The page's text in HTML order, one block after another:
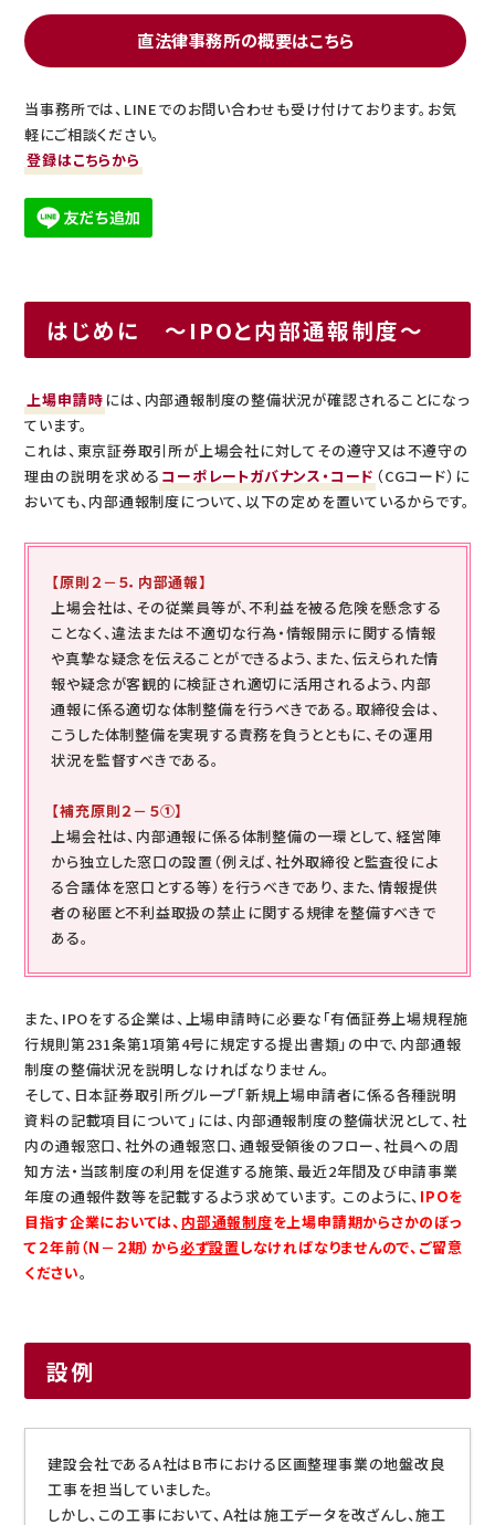
直法律事務所の概要はこちら
当事務所では、LINEでのお問い合わせも受け付けております。お気
軽にご相談ください。
登録はこちらから
はじめに ～IPOと内部通報制度～
上場申請時には、内部通報制度の整備状況が確認されることになっ
ています。
これは、東京証券取引所が上場会社に対してその遵守又は不遵守の
理由の説明を求める コーポレートガバナンス・コード （CGコード）に
おいても、内部通報制度について、以下の定めを置いているからです。
【原則２－５．内部通報】
上場会社は、その従業員等が、不利益を被る危険を懸念する
ことなく、違法または不適切な行為・情報開示に関する情報
や真摯な疑念を伝えることができるよう、また、伝えられた情
報や疑念が客観的に検証され適切に活用されるよう、内部
通報に係る適切な体制整備を行うべきである。取締役会は、
こうした体制整備を実現する責務を負うとともに、その運用
状況を監督すべきである。
【補充原則２－５①】
上場会社は、内部通報に係る体制整備の一環として、経営陣
から独立した窓口の設置（例えば、社外取締役と監査役によ
る合議体を窓口とする等）を行うべきであり、また、情報提供
者の秘匿と不利益取扱の禁止に関する規律を整備すべきで
ある。
また、IPOをする企業は、上場申請時に必要な「有価証券上場規程施
行規則第231条第1項第4号に規定する提出書類」の中で、内部通報
制度の整備状況を説明しなければなりません。
そして、日本証券取引所グループ「新規上場申請者に係る各種説明
資料の記載項目について」には、内部通報制度の整備状況として、社
内の通報窓口、社外の通報窓口、通報受領後のフロー、社員への周
知方法・当該制度の利用を促進する施策、最近2年間及び申請事業
年度の通報件数等を記載するよう求めています。 このように、 IPOを
目指す企業においては、 内部通報制度を上場申請期からさかのぼっ
て２年前（N－２期）から必ず設置しなければなりませんので、ご留意
ください。
設例
建設会社であるA社はB市における区画整理事業の地盤改良
工事を担当していました。
しかし、この工事において、Ａ社は施工データを改ざんし、施工